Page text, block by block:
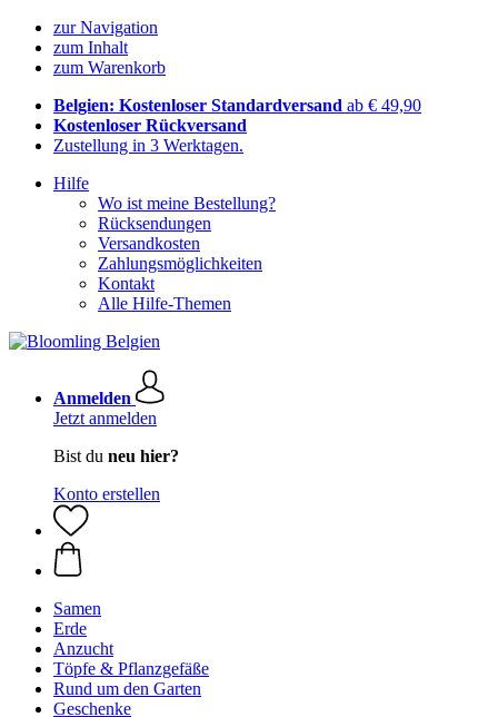
zur Navigation
zum Inhalt
zum Warenkorb
Belgien: Kostenloser Standardversand ab € 49,90
Kostenloser Rückversand
Zustellung in 3 Werktagen.
Hilfe
Wo ist meine Bestellung?
Rücksendungen
Versandkosten
Zahlungsmöglichkeiten
Kontakt
Alle Hilfe-Themen
Anmelden
Jetzt anmelden
Bist du neu hier?
Konto erstellen
Samen
Erde
Anzucht
Töpfe & Pflanzgefäße
Rund um den Garten
Geschenke